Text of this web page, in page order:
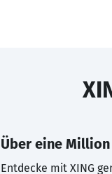
Über eine Million
Entdecke mit XING